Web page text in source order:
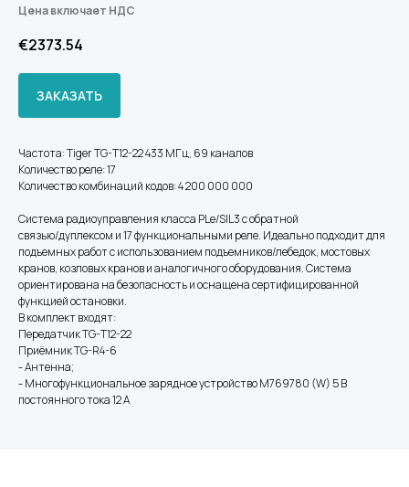
Цена включает НДС
€2373.54
ЗАКАЗАТЬ
Частота: Tiger TG-T12-22 433 МГц, 69 каналов
Количество реле: 17
Количество комбинаций кодов: 4 200 000 000
Система радиоуправления класса PLe/SIL3 с обратной
связью/дуплексом и 17 функциональными реле. Идеально подходит для
подъемных работ с использованием подъемников/лебедок, мостовых
кранов, козловых кранов и аналогичного оборудования. Система
ориентирована на безопасность и оснащена сертифицированной
функцией остановки.
В комплект входят:
Передатчик TG-T12-22
Приёмник TG-R4-6
- Антенна;
- Многофункциональное зарядное устройство M769780 (W) 5 В
постоянного тока 12 А